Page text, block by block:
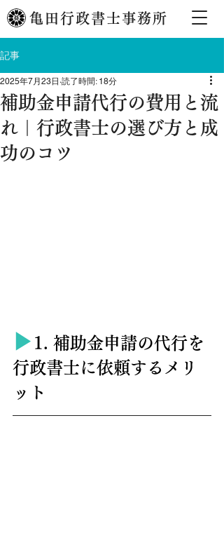
亀田行政書士事務所
記事
補助金申請代行の費用と流
れ｜行政書士の選び方と成
功のコツ
2025年7月23日 読了時間: 18分
▶︎ 1. 補助金申請の代行を
行政書士に依頼するメリ
ット